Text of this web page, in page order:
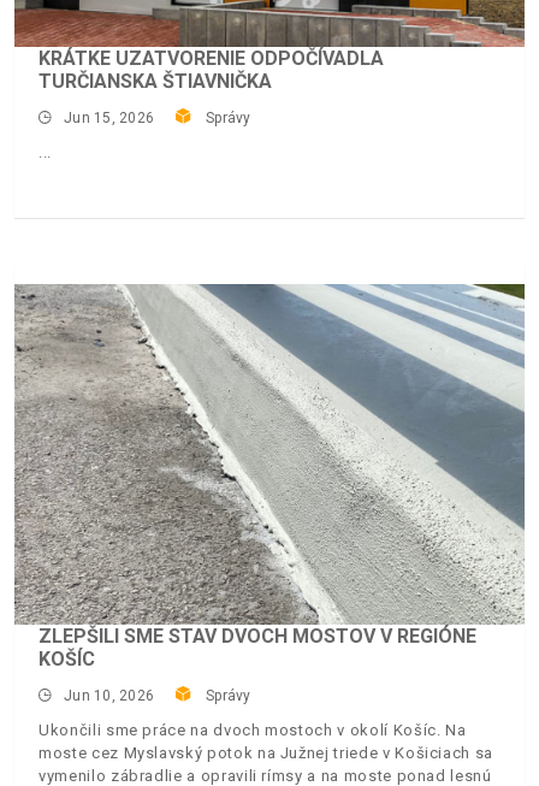
KRÁTKE UZATVORENIE ODPOČÍVADLA
TURČIANSKA ŠTIAVNIČKA
Jun 15, 2026 Správy
ZLEPŠILI SME STAV DVOCH MOSTOV V REGIÓNE
KOŠÍC
Jun 10, 2026 Správy
Ukončili sme práce na dvoch mostoch v okolí Košíc. Na
moste cez Myslavský potok na Južnej triede v Košiciach sa
vymenilo zábradlie a opravili rímsy a na moste ponad lesnú